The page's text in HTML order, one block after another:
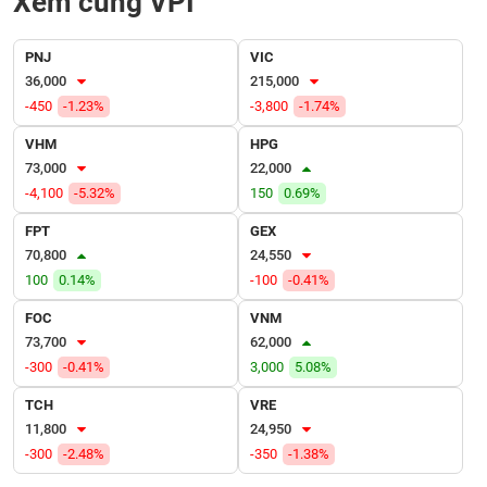
PNJ
36,000
-450
-1.23%
VIC
215,000
-3,800
-1.74%
VHM
73,000
-4,100
-5.32%
HPG
22,000
150
0.69%
FPT
70,800
100
0.14%
GEX
24,550
-100
-0.41%
FOC
73,700
-300
-0.41%
VNM
62,000
3,000
5.08%
TCH
11,800
-300
-2.48%
VRE
24,950
-350
-1.38%
VỤ
THÔNG
TIỆN
ÍCH
BẤT
ĐỘNG
SẢN
chứng
khoán
(-)